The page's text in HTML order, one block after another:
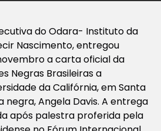
do Odara- Instituto da
Nascimento, entregou
a carta oficial da
Negras Brasileiras a
da Califórnia, em Santa
negra, Angela Davis. A entrega
após palestra proferida pela